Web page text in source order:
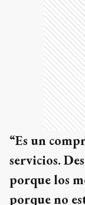
“Es un
servicios.
porque los
porque no